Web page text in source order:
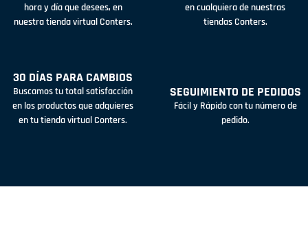
hora y día que desees, en
nuestra tienda virtual Conters.
en cualquiera de nuestras
tiendas Conters.
30 DÍAS PARA CAMBIOS
Buscamos tu total satisfacción
en los productos que adquieres
en tu tienda virtual Conters.
SEGUIMIENTO DE PEDIDOS
Fácil y Rápido con tu número de
pedido.